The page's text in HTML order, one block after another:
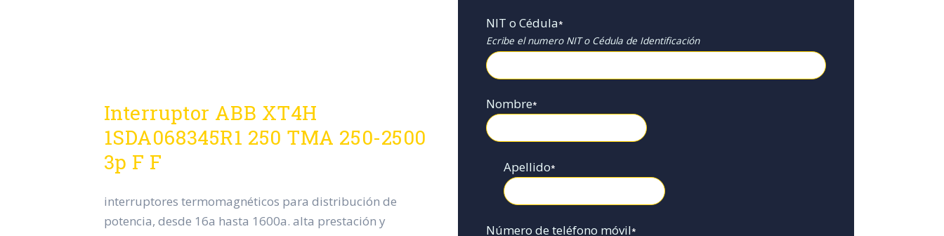
Interruptor ABB XT4H
1SDA068345R1 250 TMA 250-2500
3p F F
interruptores termomagnéticos para distribución de
potencia, desde 16a hasta 1600a. alta prestación y
NIT o Cédula*
Ecribe el numero NIT o Cédula de Identificación
Nombre*
Apellido*
Número de teléfono móvil*